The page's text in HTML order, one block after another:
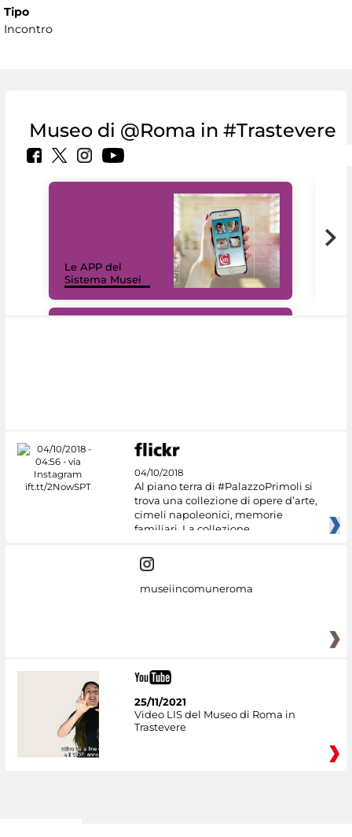
Tipo
Incontro
Museo di @Roma in #Trastevere
Le APP del
Sistema Musei
04/10/2018
Al piano terra di #PalazzoPrimoli si
trova una collezione di opere d’arte,
cimeli napoleonici, memorie
familiari. La collezione
museiincomuneroma
25/11/2021
Video LIS del Museo di Roma in
Trastevere